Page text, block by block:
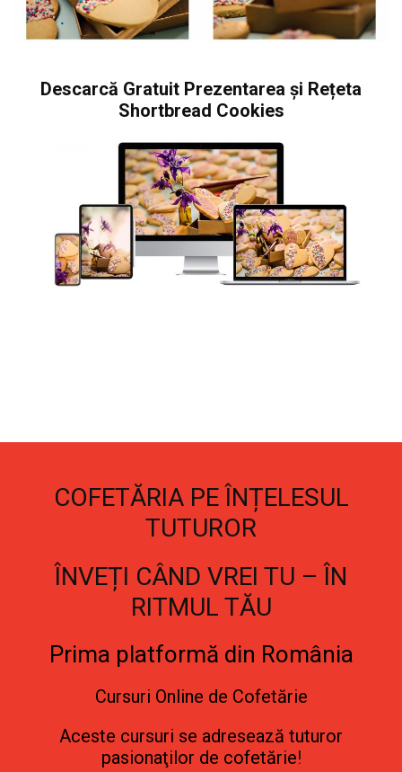
Descarcă Gratuit Prezentarea și Rețeta
Shortbread Cookies
COFETĂRIA PE ÎNȚELESUL
TUTUROR
ÎNVEȚI CÂND VREI TU – ÎN
RITMUL TĂU
Prima platformă din România
Cursuri Online de Cofetărie
Aceste cursuri se adresează tuturor
pasionaţilor de cofetărie!